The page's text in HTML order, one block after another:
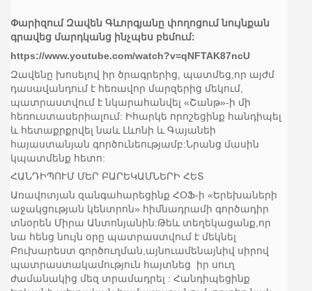
Փարիզում Զավեն Գևորգյանը փողոցում նույնքան
գրավեց մարդկանց ինչպես բեմում:
https://www.youtube.com/watch?v=qNFTAK87ncU
Զավենը խոսելով իր ծրագրերից, պատմեց,որ այժմ
դասավանդում է հեռավոր մարզերից մեկում,
պատրաստվում է նկարահանվել «Շանթ»-ի մի
հեռուստասերիալում: Իհարկե որոշեցինք հանդիպել
և հետաքրքրվել նաև Լևոնի և Գայանեի
հայաստանյան գործունեությամբ:Նրանց մասին
կպատմենք հետո:
ՀԱՆԴԻՊՈՒՄ ՄԵՐ ԲԱՐԵԿԱՄՆԵՐԻ ՀԵՏ
Առավոտյան զանգահարեցինք ՀՕՖ-ի «Երեխաների
աջակցության կենտրոն» հիմնադրամի գործադիր
տնօրեն Միրա Անտոնյանին:Թեև տեղեկացանք,որ
նա հենց նույն օրը պատրաստվում է մեկնել
Բուխարեստ գործուղման,այնուամենայնիվ սիրով
պատրաստակամություն հայտնեց իր սուղ
ժամանակից մեզ տրամադրել : Հանդիպեցինք